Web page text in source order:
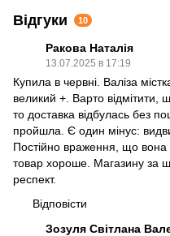
Відгуки 10
Ракова Наталія
13.07.2025 в 17:19
Купила в червні. Валіза
великий +. Варто відмітити,
то доставка відбулась без
пройшла. Є один мінус:
Постійно враження, що
товар хороше. Магазину за
респект.
Відповісти
Зозуля Світлана